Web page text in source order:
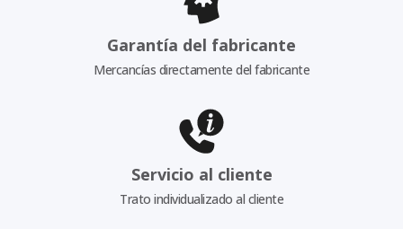
Garantía del fabricante
Mercancías directamente del fabricante
Servicio al cliente
Trato individualizado al cliente